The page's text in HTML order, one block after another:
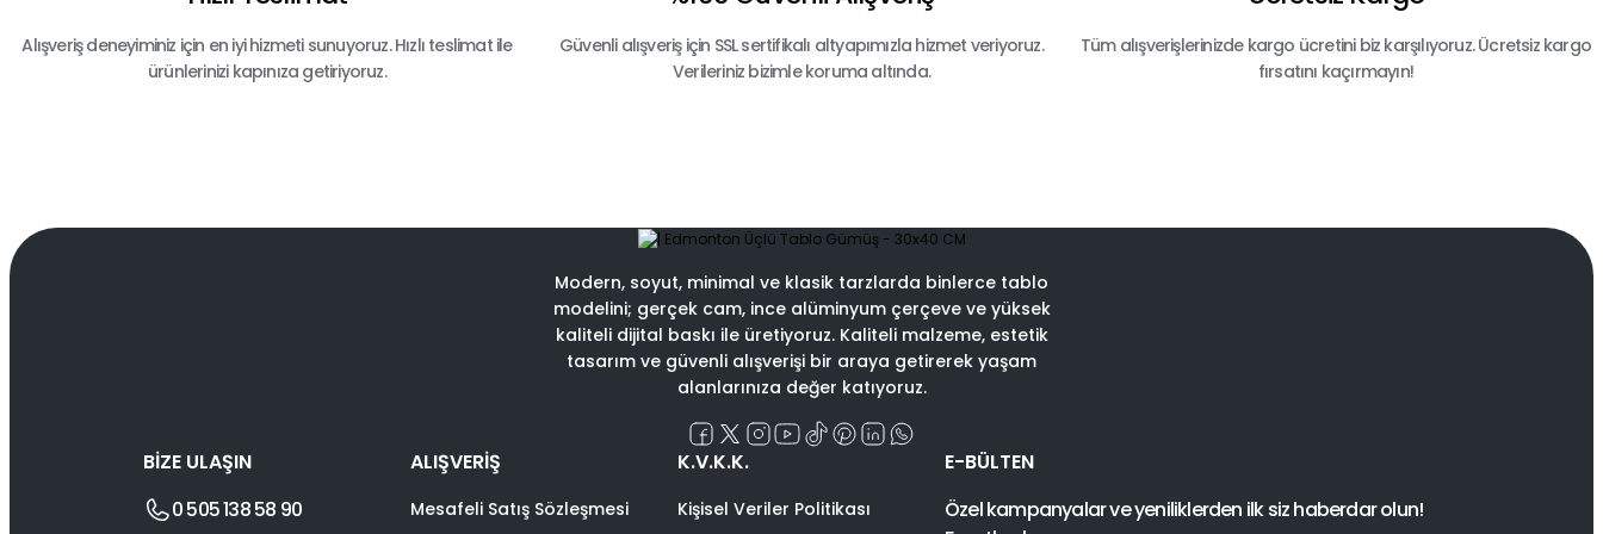
Alışveriş deneyiminiz için en iyi hizmeti sunuyoruz. Hızlı teslimat ile
ürünlerinizi kapınıza getiriyoruz.
Güvenli alışveriş için SSL sertifikalı altyapımızla hizmet veriyoruz.
Verileriniz bizimle koruma altında.
Tüm alışverişlerinizde kargo ücretini biz karşılıyoruz. Ücretsiz kargo
fırsatını kaçırmayın!
Modern, soyut, minimal ve klasik tarzlarda binlerce tablo
modelini; gerçek cam, ince alüminyum çerçeve ve yüksek
kaliteli dijital baskı ile üretiyoruz. Kaliteli malzeme, estetik
tasarım ve güvenli alışverişi bir araya getirerek yaşam
alanlarınıza değer katıyoruz.
BİZE ULAŞIN
0 505 138 58 90
ALIŞVERİŞ
Mesafeli Satış Sözleşmesi
K.V.K.K.
Kişisel Veriler Politikası
E-BÜLTEN
Özel kampanyalar ve yeniliklerden ilk siz haberdar olun!